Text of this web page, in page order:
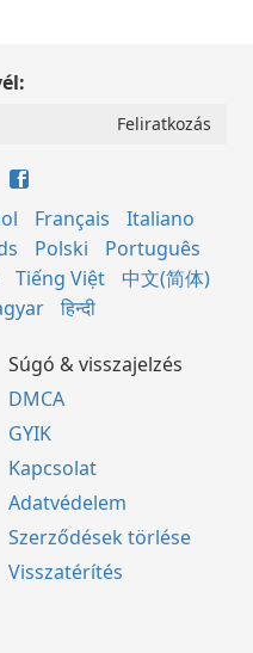
Français
Italiano
Polski
Português
Tiếng Việt
中文(简体)
हिन्दी
Súgó & visszajelzés
DMCA
GYIK
Kapcsolat
Adatvédelem
Szerződések törlése
Visszatérítés